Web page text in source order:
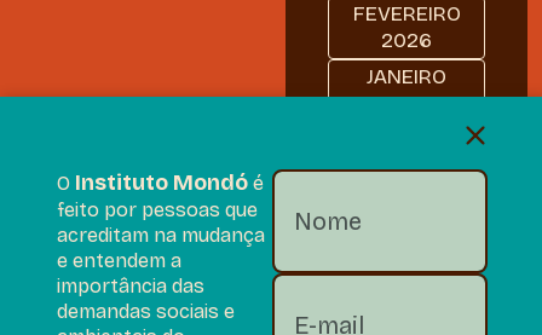
FEVEREIRO
2026
JANEIRO
2026
2025
OUTUBRO
SETEMBRO
O Instituto Mondó é
feito por pessoas que
acreditam na mudança
e entendem a
importância das
demandas sociais e